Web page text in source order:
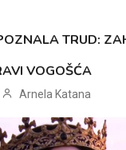
TRUD:
VOGOŠĆA
Arnela Katana